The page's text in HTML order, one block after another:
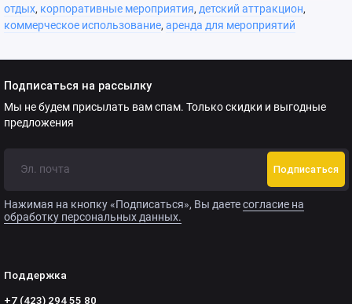
отдых, корпоративные мероприятия, детский аттракцион,
коммерческое использование, аренда для мероприятий
Подписаться на рассылку
Мы не будем присылать вам спам. Только скидки и выгодные
предложения
Подписаться
Нажимая на кнопку «Подписаться», Вы даетесогласие на
обработку персональных данных.
Поддержка
+7 (423) 294 55 80